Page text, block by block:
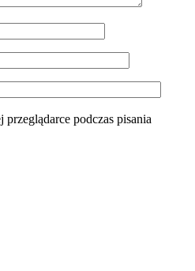
podczas pisania